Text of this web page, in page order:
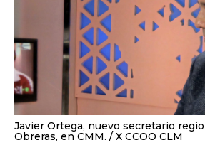
Javier Ortega, nuevo secretario
Obreras, en CMM.
X CCOO CLM